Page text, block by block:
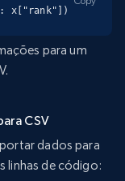
x["rank"])
para um
CSV
dados para
linhas de código: